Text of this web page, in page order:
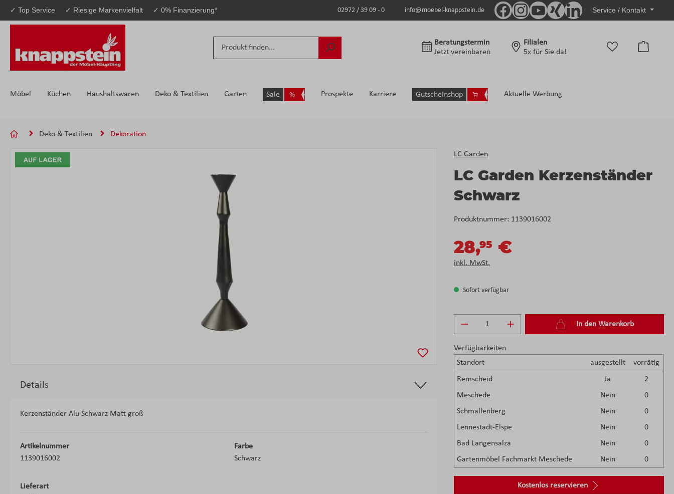
Hauptinhalt springen
Zur Suche springen
Zur Hauptnavigation springen
✓ Top Service ✓ Riesige Markenvielfalt ✓ 0% Finanzierung* 02972 / 39 09 - 0 info@moebel-knappstein.de Service / Kontakt
Beratungstermin
Jetzt vereinbaren
Filialen
5x für Sie da!
Möbel Küchen Haushaltswaren Deko & Textilien Garten Sale Prospekte Karriere Gutscheinshop Aktuelle Werbung
Deko & Textilien Dekoration
Bildergalerie überspringen LC Garden
LC Garden Kerzenständer
Schwarz
Produktnummer: 1139016002
28,95 €
inkl. MwSt.
Sofort verfügbar
Produkt Anzahl: Gib den gewünschten
In den Warenkorb
Verfügbarkeiten
Standort
ausgestellt vorrätig
Remscheid Ja
2
Meschede
Nein
0
Schmallenberg
Nein
0
Lennestadt-Elspe
Nein
0
Bad Langensalza
Nein
0
Gartenmöbel Fachmarkt Meschede
Nein 0
Kostenlos reservieren
Details
Kerzenständer Alu Schwarz Matt groß
Artikelnummer
1139016002
Farbe
Schwarz
Lieferart